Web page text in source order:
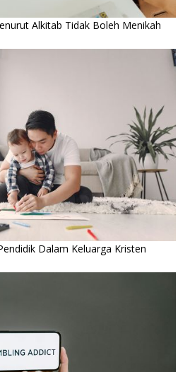
Alkitab Tidak Boleh Menikah
Dalam Keluarga Kristen